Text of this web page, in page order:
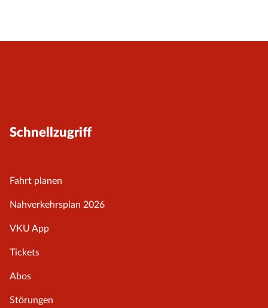
Schnellzugriff
Fahrt planen
Nahverkehrsplan 2026
VKU App
Tickets
Abos
Störungen